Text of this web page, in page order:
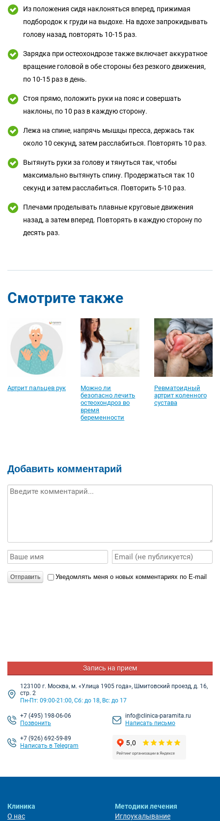
Из положения сидя наклоняться вперед, прижимая
подбородок к груди на выдохе. На вдохе запрокидывать
голову назад, повторять 10-15 раз.
Зарядка при остеохондрозе также включает аккуратное
вращение головой в обе стороны без резкого движения,
по 10-15 раз в день.
Стоя прямо, положить руки на пояс и совершать
наклоны, по 10 раз в каждую сторону.
Лежа на спине, напрячь мышцы пресса, держась так
около 10 секунд, затем расслабиться. Повторять 10 раз.
Вытянуть руки за голову и тянуться так, чтобы
максимально вытянуть спину. Продержаться так 10
секунд и затем расслабиться. Повторить 5-10 раз.
Плечами проделывать плавные круговые движения
назад, а затем вперед. Повторять в каждую сторону по
десять раз.
Смотрите также
Артрит пальцев рук
Можно ли
безопасно лечить
остеохондроз во
время
беременности
Ревматоидный
артрит коленного
сустава
Добавить комментарий
Отправить Уведомлять меня о новых комментариях по E-mail
Запись на прием
123100 г. Москва, м. «Улица 1905 года», Шмитовский проезд, д. 16,
стр. 2
Пн-Пт: 09:00-21:00, Сб: до 18, Вс: до 17
+7 (495) 198-06-06
Позвонить
info@clinica-paramita.ru
Написать письмо
+7 (926) 692-59-89
Написать в Telegram
Клиника
О нас
Методики лечения
Иглоукалывание